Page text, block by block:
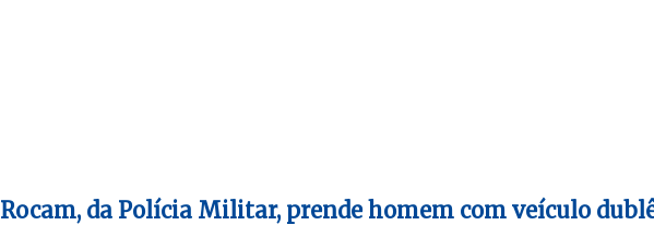
Rocam, da Polícia Militar, prende homem com veículo